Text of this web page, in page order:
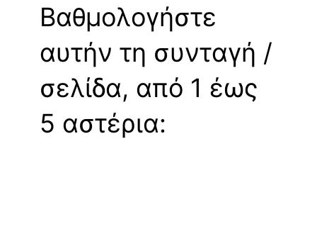
Βαθμολογήστε
αυτήν τη συνταγή /
σελίδα, από 1 έως
5 αστέρια: